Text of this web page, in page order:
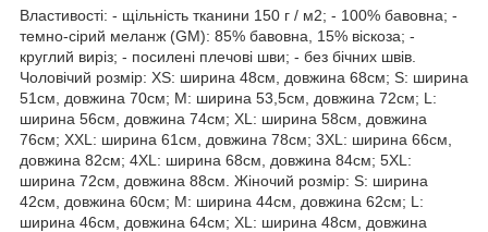
Властивості: - щільність тканини 150 г / м2; - 100% бавовна; -
темно-сірий меланж (GM): 85% бавовна, 15% віскоза; -
круглий виріз; - посилені плечові шви; - без бічних швів.
Чоловічий розмір: XS: ширина 48см, довжина 68см; S: ширина
51см, довжина 70см; M: ширина 53,5см, довжина 72см; L:
ширина 56см, довжина 74см; XL: ширина 58см, довжина
76см; XXL: ширина 61см, довжина 78см; 3XL: ширина 66см,
довжина 82см; 4XL: ширина 68см, довжина 84см; 5XL:
ширина 72см, довжина 88см. Жіночий розмір: S: ширина
42см, довжина 60см; M: ширина 44см, довжина 62см; L:
ширина 46см, довжина 64см; XL: ширина 48см, довжина